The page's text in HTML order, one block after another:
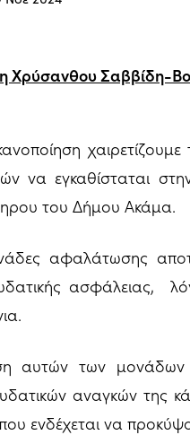
Χρύσανθου Σαββίδη-
να εγκαθίσταται
του Δήμου Ακάμα.
αφαλάτωσης
ασφάλειας,
αυτών των μονάδων
αναγκών της
ενδέχεται να